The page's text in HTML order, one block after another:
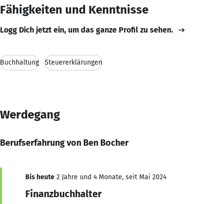
Fähigkeiten und Kenntnisse
Logg Dich jetzt ein, um das ganze Profil zu sehen.
Buchhaltung Steuererklärungen
Werdegang
Berufserfahrung von Ben Bocher
Bis heute 2 Jahre und 4 Monate, seit Mai 2024
Finanzbuchhalter